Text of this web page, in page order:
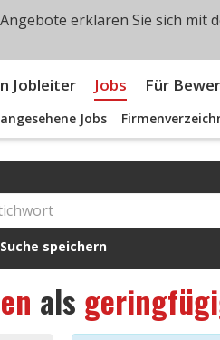
Jobleiter Jobs Für
Jobs
Suche speichern
als
erklären Sie sich mit